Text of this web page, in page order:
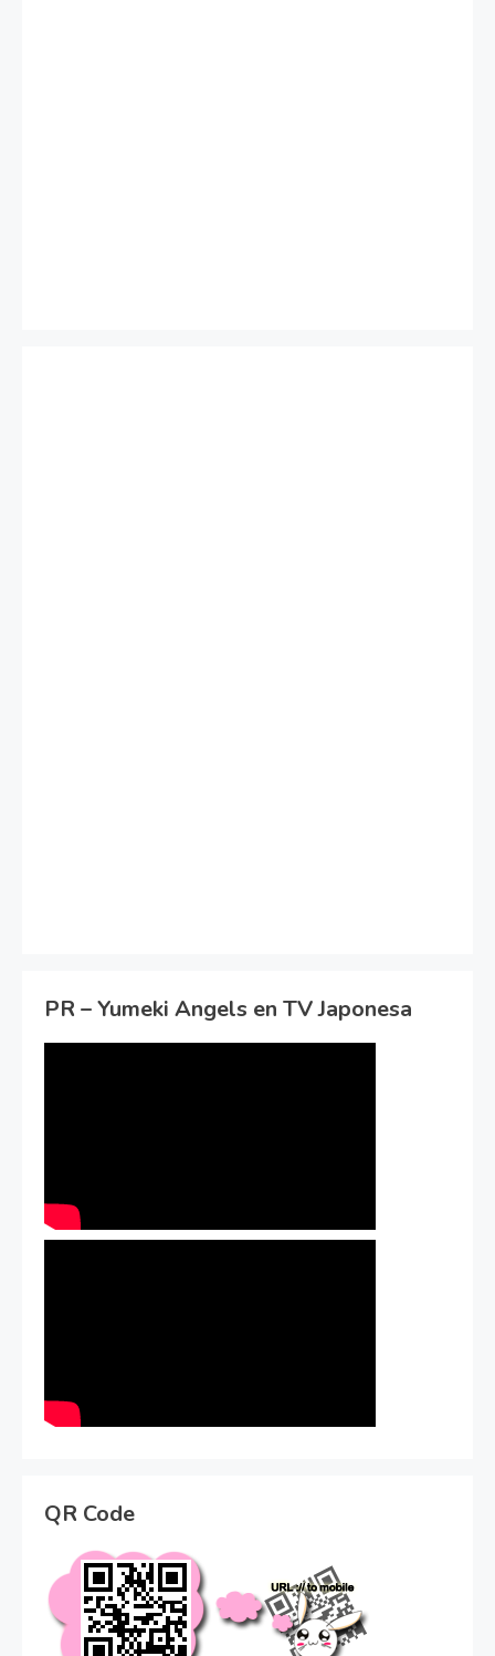
PR – Yumeki Angels en TV Japonesa
QR Code